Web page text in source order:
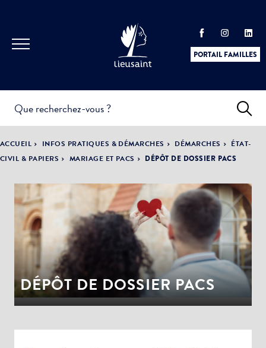
PORTAIL FAMILLES
PRATIQUES &
DÉMARCHES
ACTUALITÉS &
ÉVÈNEMENTS
LA VILLE
DÉMOCRATIE
PARTICIPATIVE
ACCUEIL INFOS PRATIQUES & DÉMARCHES DÉMARCHES
ÉTAT-
CIVIL & PAPIERS
MARIAGE ET PACS DÉPÔT DE DOSSIER PACS
DÉPÔT DE DOSSIER PACS